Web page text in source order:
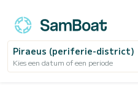
Piraeus (periferie-district)
Kies een datum of een periode